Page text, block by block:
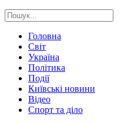
Головна
Світ
Україна
Політика
Події
Київські новини
Відео
Спорт та діло